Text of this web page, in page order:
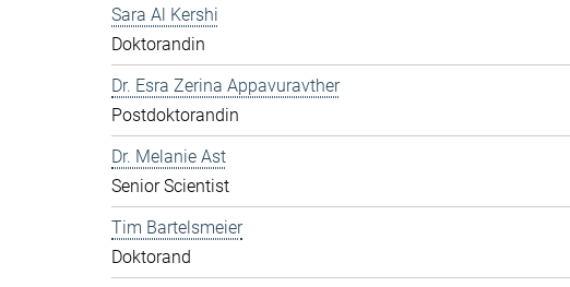
Sara Al Kershi
Doktorandin
Dr. Esra Zerina Appavuravther
Postdoktorandin
Dr. Melanie Ast
Senior Scientist
Tim Bartelsmeier
Doktorand